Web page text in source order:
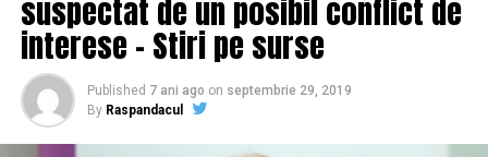
suspectat de un posibil conflict de
interese – Stiri pe surse
Published 7 ani ago on septembrie 29, 2019
By Raspandacul